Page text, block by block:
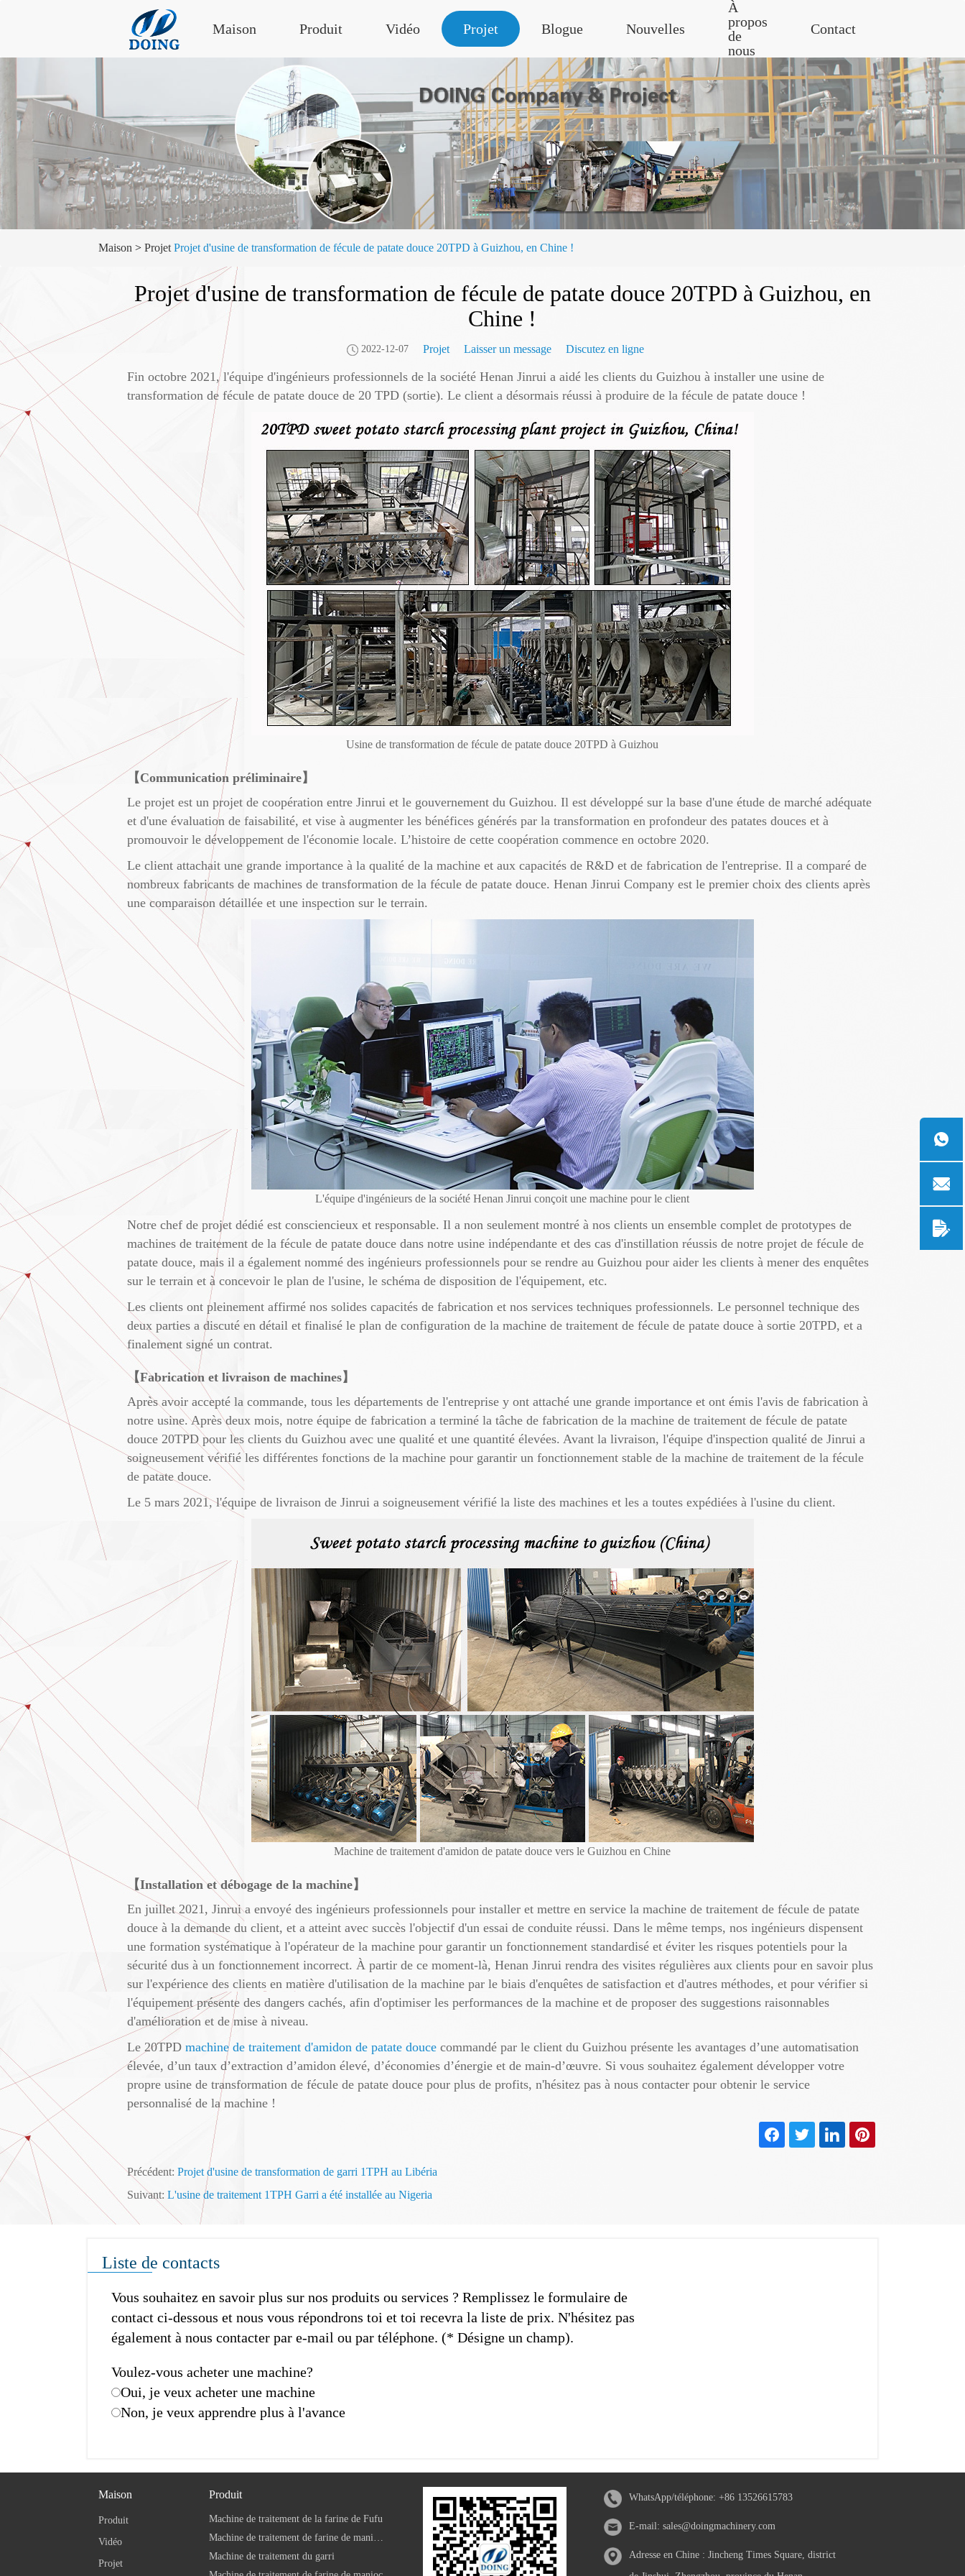
Maison Produit Vidéo Projet Blogue Nouvelles
À
propos
de
nous
Contact
Maison > Projet Projet d'usine de transformation de fécule de patate douce 20TPD à Guizhou, en Chine !
Projet d'usine de transformation de fécule de patate douce 20TPD à Guizhou, en
Chine !
2022-12-07 Projet Laisser un message Discutez en ligne
Fin octobre 2021, l'équipe d'ingénieurs professionnels de la société Henan Jinrui a aidé les clients du Guizhou à installer une usine de
transformation de fécule de patate douce de 20 TPD (sortie). Le client a désormais réussi à produire de la fécule de patate douce !
Usine de transformation de fécule de patate douce 20TPD à Guizhou
【Communication préliminaire】
Le projet est un projet de coopération entre Jinrui et le gouvernement du Guizhou. Il est développé sur la base d'une étude de marché adéquate
et d'une évaluation de faisabilité, et vise à augmenter les bénéfices générés par la transformation en profondeur des patates douces et à
promouvoir le développement de l'économie locale. L’histoire de cette coopération commence en octobre 2020.
Le client attachait une grande importance à la qualité de la machine et aux capacités de R&D et de fabrication de l'entreprise. Il a comparé de
nombreux fabricants de machines de transformation de la fécule de patate douce. Henan Jinrui Company est le premier choix des clients après
une comparaison détaillée et une inspection sur le terrain.
L'équipe d'ingénieurs de la société Henan Jinrui conçoit une machine pour le client
Notre chef de projet dédié est consciencieux et responsable. Il a non seulement montré à nos clients un ensemble complet de prototypes de
machines de traitement de la fécule de patate douce dans notre usine indépendante et des cas d'instillation réussis de notre projet de fécule de
patate douce, mais il a également nommé des ingénieurs professionnels pour se rendre au Guizhou pour aider les clients à mener des enquêtes
sur le terrain et à concevoir le plan de l'usine, le schéma de disposition de l'équipement, etc.
Les clients ont pleinement affirmé nos solides capacités de fabrication et nos services techniques professionnels. Le personnel technique des
deux parties a discuté en détail et finalisé le plan de configuration de la machine de traitement de fécule de patate douce à sortie 20TPD, et a
finalement signé un contrat.
【Fabrication et livraison de machines】
Après avoir accepté la commande, tous les départements de l'entreprise y ont attaché une grande importance et ont émis l'avis de fabrication à
notre usine. Après deux mois, notre équipe de fabrication a terminé la tâche de fabrication de la machine de traitement de fécule de patate
douce 20TPD pour les clients du Guizhou avec une qualité et une quantité élevées. Avant la livraison, l'équipe d'inspection qualité de Jinrui a
soigneusement vérifié les différentes fonctions de la machine pour garantir un fonctionnement stable de la machine de traitement de la fécule
de patate douce.
Le 5 mars 2021, l'équipe de livraison de Jinrui a soigneusement vérifié la liste des machines et les a toutes expédiées à l'usine du client.
Machine de traitement d'amidon de patate douce vers le Guizhou en Chine
【Installation et débogage de la machine】
En juillet 2021, Jinrui a envoyé des ingénieurs professionnels pour installer et mettre en service la machine de traitement de fécule de patate
douce à la demande du client, et a atteint avec succès l'objectif d'un essai de conduite réussi. Dans le même temps, nos ingénieurs dispensent
une formation systématique à l'opérateur de la machine pour garantir un fonctionnement standardisé et éviter les risques potentiels pour la
sécurité dus à un fonctionnement incorrect. À partir de ce moment-là, Henan Jinrui rendra des visites régulières aux clients pour en savoir plus
sur l'expérience des clients en matière d'utilisation de la machine par le biais d'enquêtes de satisfaction et d'autres méthodes, et pour vérifier si
l'équipement présente des dangers cachés, afin d'optimiser les performances de la machine et de proposer des suggestions raisonnables
d'amélioration et de mise à niveau.
Le 20TPD machine de traitement d'amidon de patate douce commandé par le client du Guizhou présente les avantages d’une automatisation
élevée, d’un taux d’extraction d’amidon élevé, d’économies d’énergie et de main-d’œuvre. Si vous souhaitez également développer votre
propre usine de transformation de fécule de patate douce pour plus de profits, n'hésitez pas à nous contacter pour obtenir le service
personnalisé de la machine !
Précédent: Projet d'usine de transformation de garri 1TPH au Libéria
Suivant: L'usine de traitement 1TPH Garri a été installée au Nigeria
Liste de contacts
Vous souhaitez en savoir plus sur nos produits ou services ? Remplissez le formulaire de
contact ci-dessous et nous vous répondrons toi et toi recevra la liste de prix. N'hésitez pas
également à nous contacter par e-mail ou par téléphone. (* Désigne un champ).
Voulez-vous acheter une machine?
Oui, je veux acheter une machine
Non, je veux apprendre plus à l'avance
Maison
Produit
Vidéo
Projet
Produit
Machine de traitement de la farine de Fufu
Machine de traitement de farine de manioc modifiée
Machine de traitement du garri
WhatsApp/téléphone: +86 13526615783
E-mail: sales@doingmachinery.com
Adresse en Chine : Jincheng Times Square, district